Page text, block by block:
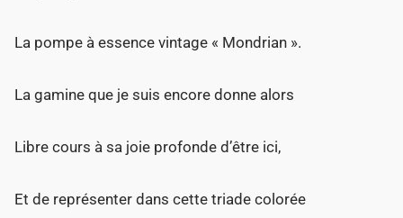
La pompe à essence vintage « Mondrian ».
La gamine que je suis encore donne alors
Libre cours à sa joie profonde d’être ici,
Et de représenter dans cette triade colorée